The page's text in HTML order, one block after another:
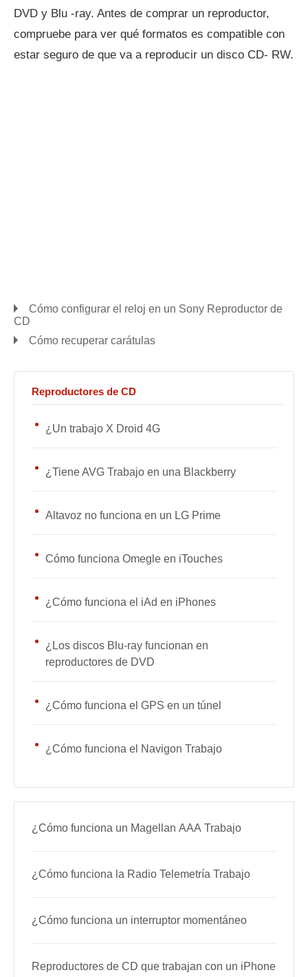
DVD y Blu -ray. Antes de comprar un reproductor,
compruebe para ver qué formatos es compatible con
estar seguro de que va a reproducir un disco CD- RW.
Cómo configurar el reloj en un Sony Reproductor de
CD
Cómo recuperar carátulas
Reproductores de CD
¿Un trabajo X Droid 4G
¿Tiene AVG Trabajo en una Blackberry
Altavoz no funciona en un LG Prime
Cómo funciona Omegle en iTouches
¿Cómo funciona el iAd en iPhones
¿Los discos Blu-ray funcionan en
reproductores de DVD
¿Cómo funciona el GPS en un túnel
¿Cómo funciona el Navigon Trabajo
¿Cómo funciona un Magellan AAA Trabajo
¿Cómo funciona la Radio Telemetría Trabajo
¿Cómo funciona un interruptor momentáneo
Reproductores de CD que trabajan con un iPhone